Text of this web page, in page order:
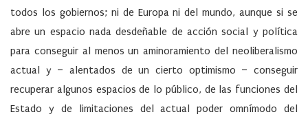
todos los gobiernos; ni de Europa ni del mundo, aunque si se
abre un espacio nada desdeñable de acción social y política
para conseguir al menos un aminoramiento del neoliberalismo
actual y – alentados de un cierto optimismo – conseguir
recuperar algunos espacios de lo público, de las funciones del
Estado y de limitaciones del actual poder omnímodo del